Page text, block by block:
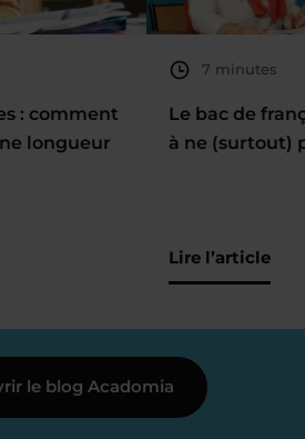
: comment
longueur
7 minutes
Le bac de
à ne (surtout)
Lire l’article
le blog Acadomia